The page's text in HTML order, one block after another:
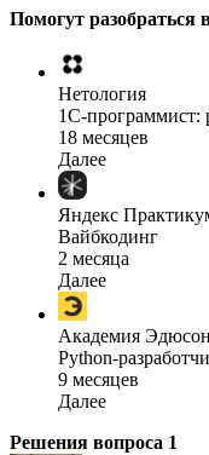
Помогут разобраться
Нетология
1C-
18 месяцев
Далее
Яндекс
Вайбкодинг
2 месяца
Далее
Академия Эдюсон
Python-
9 месяцев
Далее
Решения вопроса 1